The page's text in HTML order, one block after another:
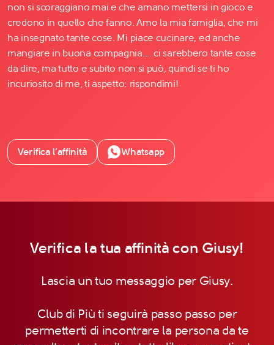
non si scoraggiano mai e che amano mettersi in gioco e
credono in quello che fanno. Amo la mia famiglia, che mi
ha insegnato tante cose. Mi piace cucinare, ed anche
mangiare in buona compagnia.... ci sarebbero tante cose
da dire, ma tutto e subito non si può, quindi se ti ho
incuriosito di me, ti aspetto: rispondimi!
Verifica l’affinità Whatsapp
Verifica la tua affinità con Giusy!
Lascia un tuo messaggio per Giusy.
Club di Più ti seguirà passo passo per
permetterti di incontrare la persona da te